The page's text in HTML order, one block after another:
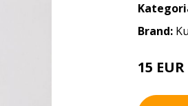
Brand:
15 EUR